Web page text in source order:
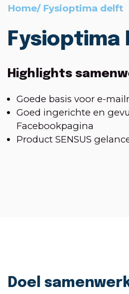
Home/ Fysioptima delft
Fysioptima
Highlights
Goede basis voor e-
Goed ingerichte en
Facebookpagina
Product SENSUS
Doel